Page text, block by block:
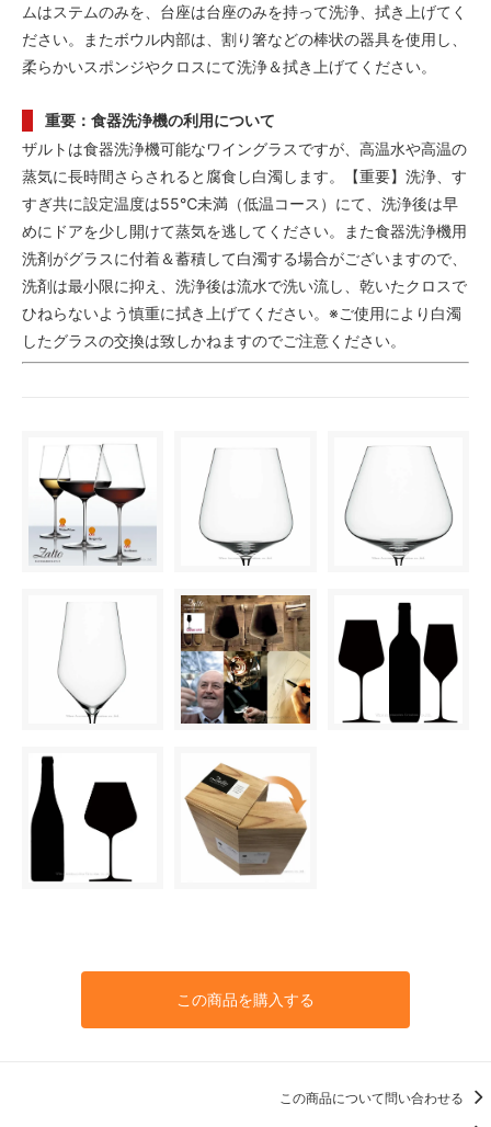
ムはステムのみを、台座は台座のみを持って洗浄、拭き上げてく
ださい。またボウル内部は、割り箸などの棒状の器具を使用し、
柔らかいスポンジやクロスにて洗浄＆拭き上げてください。
重要：食器洗浄機の利用について
ザルトは食器洗浄機可能なワイングラスですが、高温水や高温の
蒸気に長時間さらされると腐食し白濁します。【重要】洗浄、す
すぎ共に設定温度は55℃未満（低温コース）にて、洗浄後は早
めにドアを少し開けて蒸気を逃してください。また食器洗浄機用
洗剤がグラスに付着＆蓄積して白濁する場合がございますので、
洗剤は最小限に抑え、洗浄後は流水で洗い流し、乾いたクロスで
ひねらないよう慎重に拭き上げてください。※ご使用により白濁
したグラスの交換は致しかねますのでご注意ください。
この商品を購入する
この商品について問い合わせる